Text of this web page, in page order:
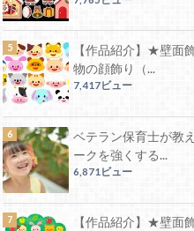
【作品紹介】★壁面
物の顔飾り（...
7,417ビュー
ベテラン保育士が教
ークを強くする...
6,871ビュー
【作品紹介】★壁面